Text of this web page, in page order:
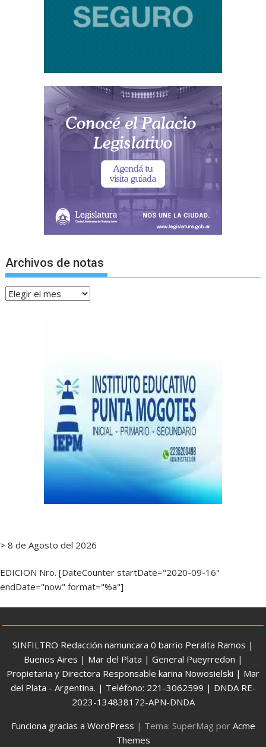
Archivos de notas
Archivos
> 8 de Agosto del 2026
EDICION Nro. [DateCounter startDate="2020-09-16"
endDate="now" format="%a"]
SINFILTRO Redacción namuncara 0 barrio Peralta Ramos |
Buenos Aires | Mar del Plata | General Pueyrredon |
Propietaria y Directora Responsable karina Nowosielski | Mar
del Plata - Argentina. | Teléfono: 221-3062599 | DNDA RE-
2023-134838172-APN-DNDA
Funciona gracias a WordPress | Tema: SuperMag por Acme
Themes